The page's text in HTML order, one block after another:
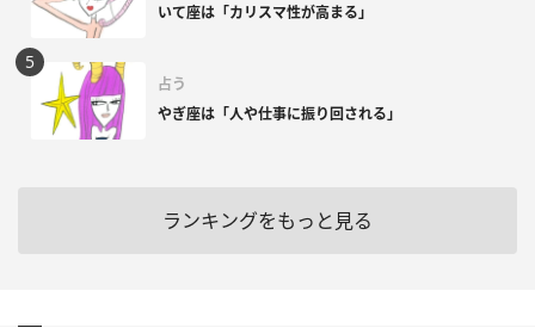
いて座は「カリスマ性が高まる」
占う
やぎ座は「人や仕事に振り回される」
ランキングをもっと見る